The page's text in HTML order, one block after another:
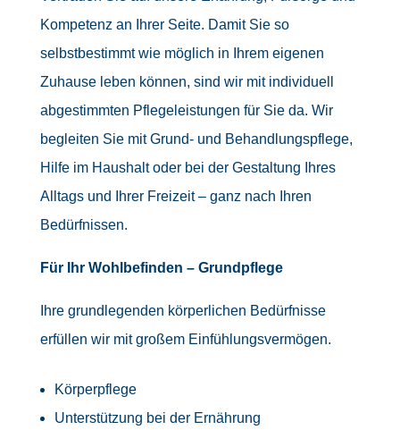
Kompetenz an Ihrer Seite. Damit Sie so
selbstbestimmt wie möglich in Ihrem eigenen
Zuhause leben können, sind wir mit individuell
abgestimmten Pflegeleistungen für Sie da. Wir
begleiten Sie mit Grund- und Behandlungspflege,
Hilfe im Haushalt oder bei der Gestaltung Ihres
Alltags und Ihrer Freizeit – ganz nach Ihren
Bedürfnissen.
Für Ihr Wohlbefinden – Grundpflege
Ihre grundlegenden körperlichen Bedürfnisse
erfüllen wir mit großem Einfühlungsvermögen.
Körperpflege
Unterstützung bei der Ernährung